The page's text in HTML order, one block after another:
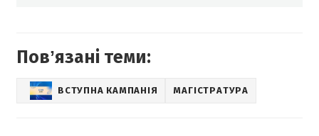
Повʼязані теми:
ВСТУПНА КАМПАНІЯ МАГІСТРАТУРА